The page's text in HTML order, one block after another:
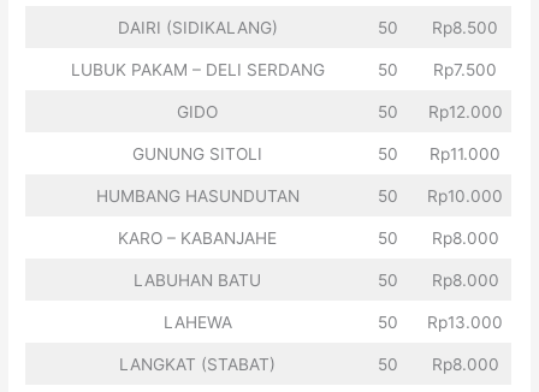
DAIRI (SIDIKALANG) 50 Rp8.500
LUBUK PAKAM – DELI SERDANG 50 Rp7.500
GIDO 50 Rp12.000
GUNUNG SITOLI 50 Rp11.000
HUMBANG HASUNDUTAN 50 Rp10.000
KARO – KABANJAHE 50 Rp8.000
LABUHAN BATU 50 Rp8.000
LAHEWA 50 Rp13.000
LANGKAT (STABAT) 50 Rp8.000